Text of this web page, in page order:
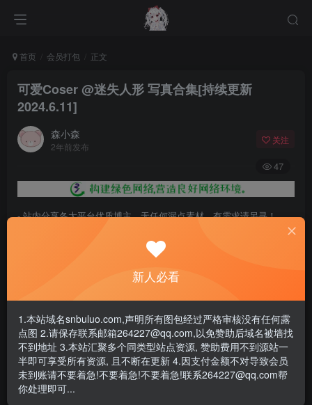
首页 会员打包 正文
可爱Coser @迷失人形 写真合集[持续更新
2024.6.11]
森小森
2年前发布
关注
47
- 站内分享各大平台优质博主，无任何漏点素材，有需求请另寻！
- 百度网盘提示提取码错误，请更换浏览器重试，这是百度网盘版本问
- 遇见解压密码不对、无法解压，请查看《解压教程》
- 资源失效/充值未到账/账号解禁...等问题请《提交工单》
图片预览
新人必看
1.本站域名snbuluo.com,声明所有图包经过严格审核没有任何露
点图 2.请保存联系邮箱264227@qq.com,以免赞助后域名被墙找
不到地址 3.本站汇聚多个同类型站点资源, 赞助费用不到源站一
半即可享受所有资源, 且不断在更新 4.因支付金额不对导致会员
未到账请不要着急!不要着急!不要着急!联系264227@qq.com帮
你处理即可...